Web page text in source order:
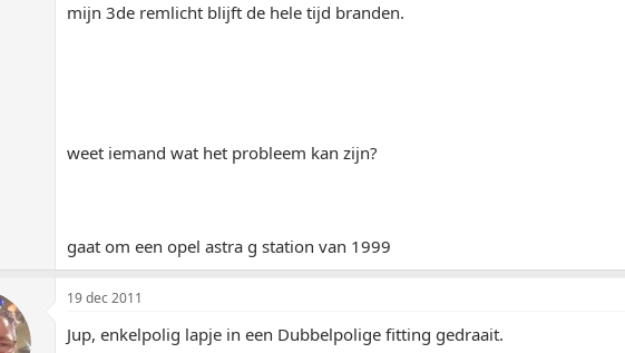
mijn 3de remlicht blijft de hele tijd branden.
weet iemand wat het probleem kan zijn?
gaat om een opel astra g station van 1999
19 dec 2011
Jup, enkelpolig lapje in een Dubbelpolige fitting gedraait.